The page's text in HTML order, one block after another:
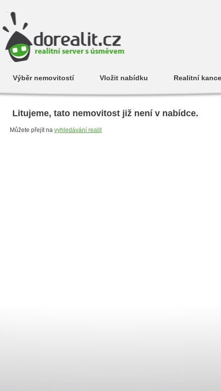
Výběr nemovitostí Vložit nabídku Realitní
Litujeme, tato nemovitost již není v nabídce.
Můžete přejít na vyhledávání realit